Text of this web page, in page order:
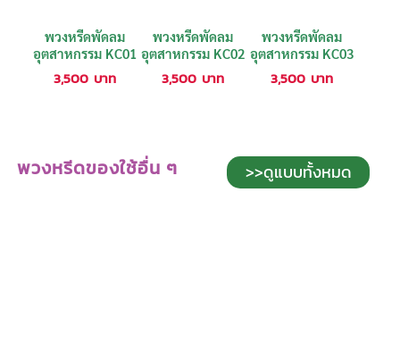
พวงหรีดพัดลม
อุตสาหกรรม KC01
3,500 บาท
พวงหรีดพัดลม
อุตสาหกรรม KC02
3,500 บาท
พวงหรีดพัดลม
อุตสาหกรรม KC03
3,500 บาท
พวงหรีดของใช้อื่น ๆ >>ดูแบบทั้งหมด